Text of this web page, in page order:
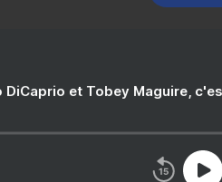
DiCaprio et Tobey Maguire,